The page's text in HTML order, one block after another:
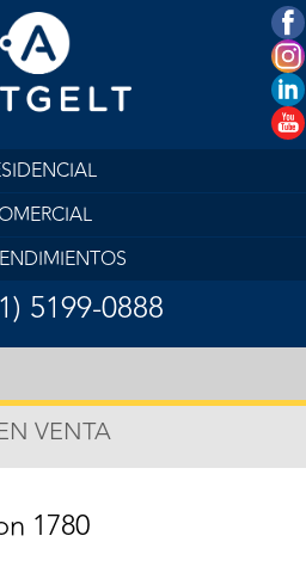
5199-0888
VENTA
1780